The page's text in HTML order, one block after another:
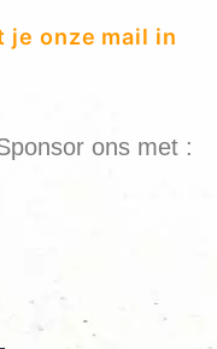
je onze mail in
ons met :